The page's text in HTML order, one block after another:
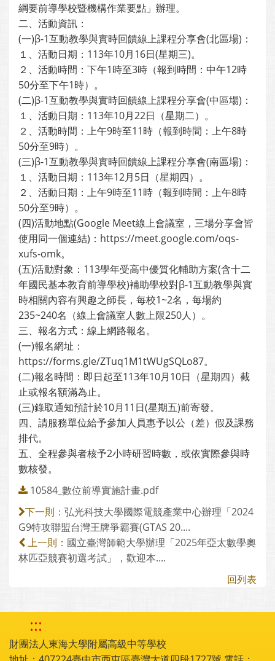
綱要前導學校暨機構作業要點」辦理。
二、活動資訊：
(一)β-1互動教學與實時回饋線上課程分享會(北區場)：
１、活動日期：113年10月16日(星期三)。
２、活動時間：下午1時至3時（報到時間：中午12時
50分至下午1時）。
(二)β-1互動教學與實時回饋線上課程分享會(中區場)：
１、活動日期：113年10月22日（星期二）。
２、活動時間：上午9時至11時（報到時間：上午8時
50分至9時）。
(三)β-1互動教學與實時回饋線上課程分享會(南區場)：
１、活動日期：113年12月5日（星期四）。
２、活動日期：上午9時至11時（報到時間：上午8時
50分至9時）。
(四)活動地點(Google Meet線上會議室，三場分享會皆
使用同一個連結)：https://meet.google.com/oqs-
xufs-omk。
(五)活動對象：113學年受高中優質化輔助方案(含十二
年國民基本教育前導學校)補助學校對β-1互動教學與實
時相關內容有興趣之師長，每校1~2名，每場約
235~240名（線上會議室人數上限250人）。
三、報名方式：線上網路報名。
(一)報名網址：
https://forms.gle/ZTuq1M1tWUgSQLo87。
(二)報名時間：即日起至113年10月10日（星期四）截
止或報名額滿為止。
(三)錄取通知預計於10月11日(星期五)前寄發。
四、請服務單位給予參加人員惠予以公（差）假及課務
排代。
五、全程參與者核予2小時研習時數，或依實際參與時
數核發。
10584_數位前導實施計畫.pdf
下一則： 弘光科技大學國際電競產業中心辦理「2024
G9特攻聯盟台灣王牌爭霸賽(GTAS 20....
上一則： 國立臺灣師範大學辦理「2025年亞太數學奧
林匹亞競賽初選考試」，歡迎本....
回列表
:::
財團法人東海大學附屬高級中等學校